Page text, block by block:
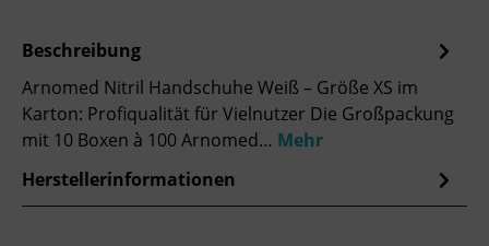
Beschreibung
Arnomed Nitril Handschuhe Weiß – Größe XS im
Karton: Profiqualität für Vielnutzer Die Großpackung
mit 10 Boxen à 100 Arnomed… Mehr
Herstellerinformationen